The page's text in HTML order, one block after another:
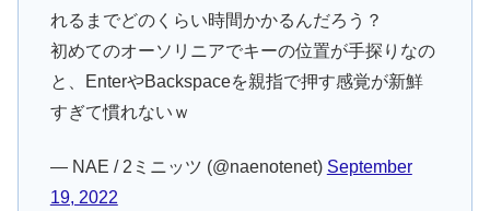
れるまでどのくらい時間かかるんだろう？
初めてのオーソリニアでキーの位置が手探りなの
と、EnterやBackspaceを親指で押す感覚が新鮮
すぎて慣れないｗ
— NAE / 2ミニッツ (@naenotenet) September
19, 2022